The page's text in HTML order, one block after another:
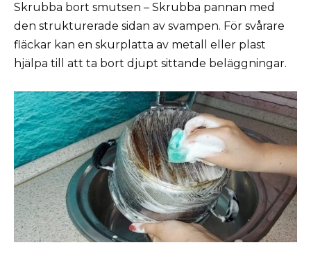
Skrubba bort smutsen – Skrubba pannan med
den strukturerade sidan av svampen. För svårare
fläckar kan en skurplatta av metall eller plast
hjälpa till att ta bort djupt sittande beläggningar.